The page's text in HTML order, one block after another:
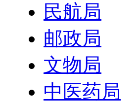
民航局
邮政局
文物局
中医药局